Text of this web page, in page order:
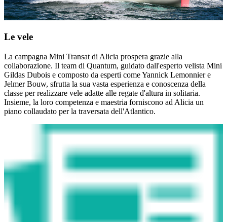
Le vele
La campagna Mini Transat di Alicia prospera grazie alla
collaborazione. Il team di Quantum, guidato dall'esperto velista Mini
Gildas Dubois e composto da esperti come Yannick Lemonnier e
Jelmer Bouw, sfrutta la sua vasta esperienza e conoscenza della
classe per realizzare vele adatte alle regate d'altura in solitaria.
Insieme, la loro competenza e maestria forniscono ad Alicia un
piano collaudato per la traversata dell'Atlantico.